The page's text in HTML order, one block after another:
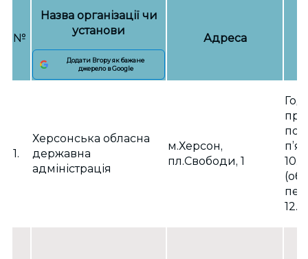
№
Назва організації чи
установи
Додати Вгору як бажане
джерело в Google
Адреса
1.
Херсонська обласна
державна
адміністрація
м.Херсон,
пл.Свободи, 1